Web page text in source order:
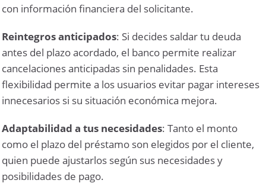
con información financiera del solicitante.
Reintegros anticipados: Si decides saldar tu deuda
antes del plazo acordado, el banco permite realizar
cancelaciones anticipadas sin penalidades. Esta
flexibilidad permite a los usuarios evitar pagar intereses
innecesarios si su situación económica mejora.
Adaptabilidad a tus necesidades: Tanto el monto
como el plazo del préstamo son elegidos por el cliente,
quien puede ajustarlos según sus necesidades y
posibilidades de pago.